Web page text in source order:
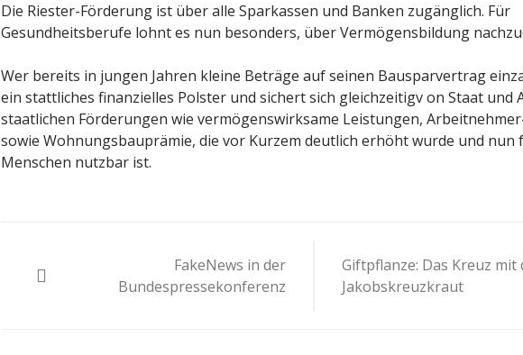
Die Riester-Förderung ist über alle Sparkassen und Banken zugänglich. Für
Gesundheitsberufe lohnt es nun besonders, über Vermögensbildung
Wer bereits in jungen Jahren kleine Beträge auf seinen Bausparvertrag
ein stattliches finanzielles Polster und sichert sich gleichzeitigv on Staat und
staatlichen Förderungen wie vermögenswirksame Leistungen,
sowie Wohnungsbauprämie, die vor Kurzem deutlich erhöht wurde und nun
Menschen nutzbar ist.
FakeNews in der
Bundespressekonferenz
Giftpflanze: Das Kreuz mit
Jakobskreuzkraut